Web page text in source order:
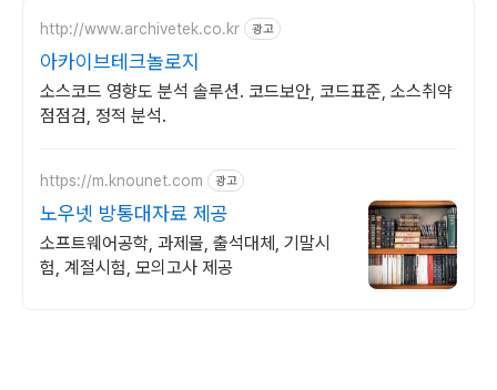
http://www.archivetek.co.kr 광고
아카이브테크놀로지
소스코드 영향도 분석 솔루션. 코드보안, 코드표준, 소스취약
점점검, 정적 분석.
https://m.knounet.com 광고
노우넷 방통대자료 제공
소프트웨어공학, 과제물, 출석대체, 기말시
험, 계절시험, 모의고사 제공